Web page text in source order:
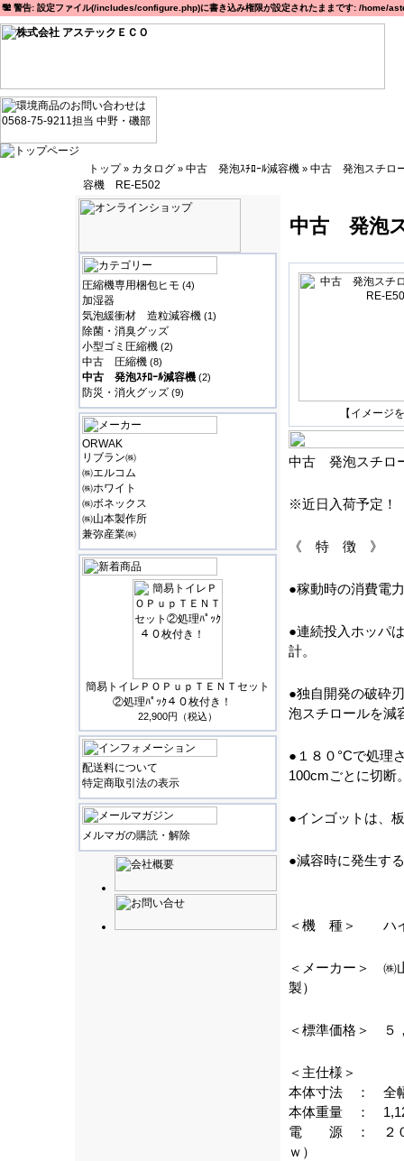
警告: 設定ファイル(/includes/configure.php)に書き込み権限が設定されたままです: /
トップ» カタログ » 中古 発泡ｽﾁﾛｰﾙ減容機 » 中古 発泡スチロ
容機 RE-E502
圧縮機専用梱包ヒモ (4)
加湿器
気泡緩衝材 造粒減容機 (1)
除菌・消臭グッズ
小型ゴミ圧縮機 (2)
中古 圧縮機 (8)
中古 発泡ｽﾁﾛｰﾙ減容機 (2)
防災・消火グッズ (9)
ORWAK
リブラン㈱
㈱エルコム
㈱ホワイト
㈱ボネックス
㈱山本製作所
兼弥産業㈱
簡易トイレＰＯＰｕｐＴＥＮＴセット
②処理ﾊﾟｯｸ４０枚付き！
22,900円（税込）
配送料について
特定商取引法の表示
メルマガの購読・解除
中古 発泡
【イメージ
中古 発泡スチロ
※近日入荷予定！
《 特 徴 》
●稼動時の消費電
●連続投入ホッパ
計。
●独自開発の破砕
泡スチロールを減
●１８０°Cで処理
100cmごとに切断
●インゴットは、
●減容時に発生す
＜機 種＞ ハイ
＜メーカー＞ ㈱
＜標準価格＞ ５
＜
本体寸法 ： 全幅
本体重量 ：
電 源 ： ２０
ｗ）